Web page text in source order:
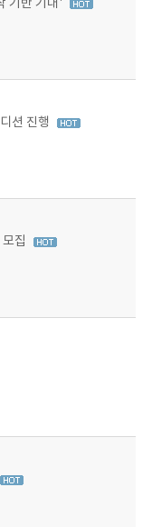
기반 기대'
션 진행
집